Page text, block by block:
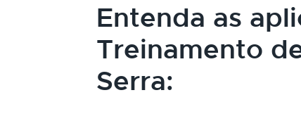
Entenda as
Treinamento
Serra: